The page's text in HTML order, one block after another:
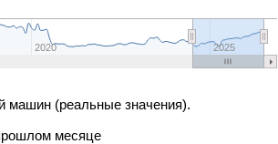
2020 2025
машин (реальные значения).
месяце